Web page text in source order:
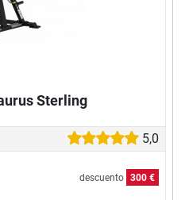
Sterling
5,0
descuento 300 €